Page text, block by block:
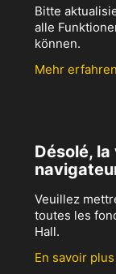
Bitte
alle
können.
Mehr erfahren
Désolé,
Veuillez
toutes les
Hall.
En savoir plus